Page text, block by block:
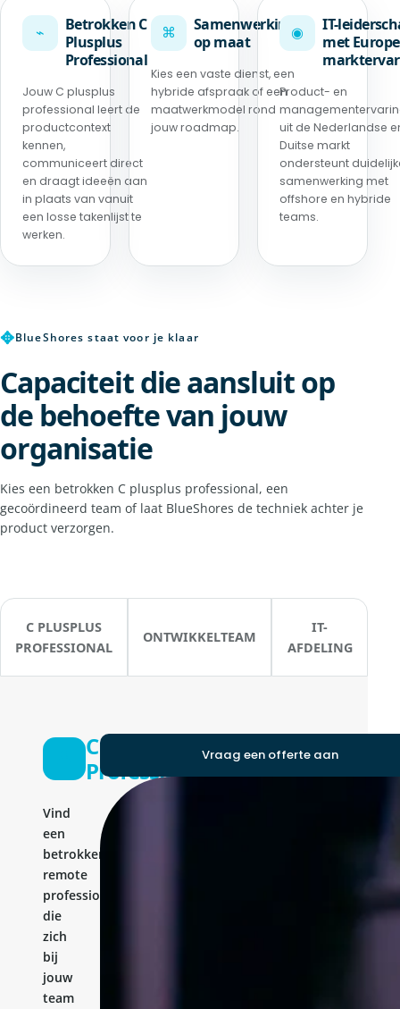
⌁
Betrokken C
Plusplus
Professional
Jouw C plusplus
professional leert de
productcontext
kennen,
communiceert direct
en draagt ideeën aan
in plaats van vanuit
een losse takenlijst te
werken.
⌘
Samenwerking
op maat
Kies een vaste dienst, een
hybride afspraak of een
maatwerkmodel rond
jouw roadmap.
◉
IT-
met
Product- en
uit de Nederlandse
Duitse markt
ondersteunt
samenwerking met
offshore en hybride
teams.
✥BlueShores staat voor je klaar
Capaciteit die aansluit op
de behoefte van jouw
organisatie
Kies een betrokken C plusplus professional, een
gecoördineerd team of laat BlueShores de techniek achter je
product verzorgen.
C PLUSPLUS
PROFESSIONAL
ONTWIKKELTEAM
IT-
AFDELING
C Plusplus
Professional
Vind
een
betrokken
remote
professional
die
zich
bij
jouw
team
Vraag een offerte aan